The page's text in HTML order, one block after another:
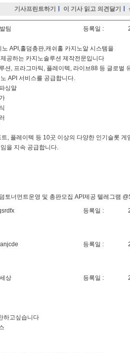
기사프린트하기 이 기사 읽고 의견달기
팀 등록일 :
API,홀덤총판,캐쉬홀 카지노알 시스템을
공하는 카지노솔루션 제작전문입니다
션, 프라그마틱, 플레이텍, 라이브88 등 글로벌
API 서비스를 공급합니다.
싱알
, 플레이텍 등 10곳 이상의 다양한 인기슬롯 게
을 지속 공급합니다.
토너먼트운영 및 총판모집 API제공 텔레그램
등록일 :
등록일 :
상 등록일 :
하고싶습니다